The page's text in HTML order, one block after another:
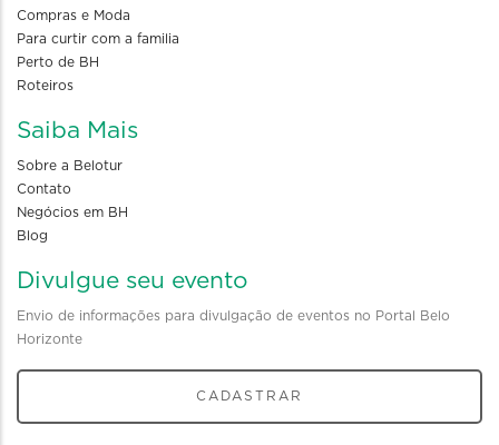
Compras e Moda
Para curtir com a familia
Perto de BH
Roteiros
Saiba Mais
Sobre a Belotur
Contato
Negócios em BH
Blog
Divulgue seu evento
Envio de informações para divulgação de eventos no Portal Belo
Horizonte
CADASTRAR